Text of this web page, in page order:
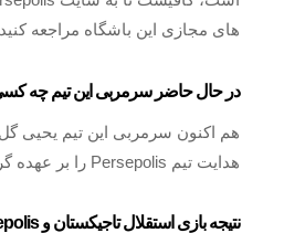
های مجازی این باشگاه مراجعه
در حال حاضر سرمربی این تیم چه
هم اکنون سرمربی این تیم یحیی
هدایت تیم Persepolis را بر عهده گرفته است.
نتیجه بازی استقلال تاجیکستان و Persepolis چه شد؟